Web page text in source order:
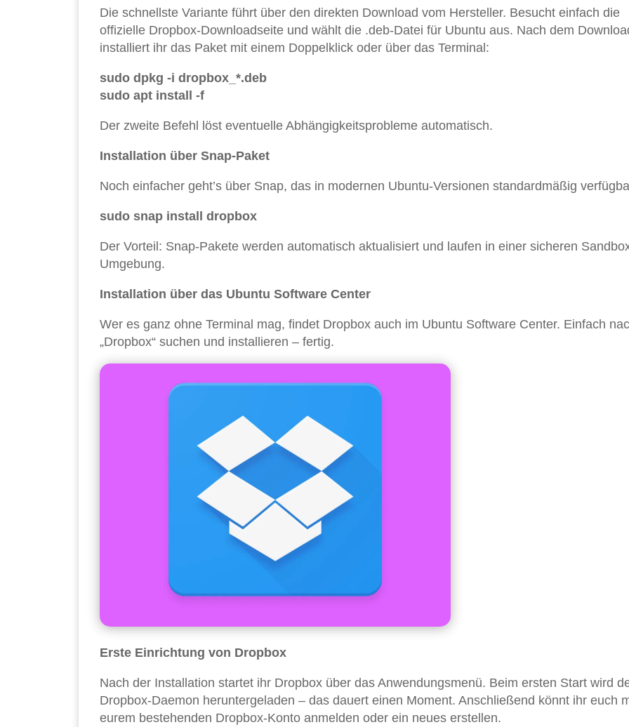
Die schnellste Variante führt über den direkten Download vom Hersteller. Besucht einfach die
offizielle Dropbox-Downloadseite und wählt die .deb-Datei für Ubuntu aus. Nach dem
installiert ihr das Paket mit einem Doppelklick oder über das Terminal:
sudo dpkg -i dropbox_*.deb
sudo apt install -f
Der zweite Befehl löst eventuelle Abhängigkeitsprobleme automatisch.
Installation über Snap-Paket
Noch einfacher geht’s über Snap, das in modernen Ubuntu-Versionen standardmäßig
sudo snap install dropbox
Der Vorteil: Snap-Pakete werden automatisch aktualisiert und laufen in einer sicheren
Umgebung.
Installation über das Ubuntu Software Center
Wer es ganz ohne Terminal mag, findet Dropbox auch im Ubuntu Software Center. Einfach
„Dropbox“ suchen und installieren – fertig.
Erste Einrichtung von Dropbox
Nach der Installation startet ihr Dropbox über das Anwendungsmenü. Beim ersten Start wird
Dropbox-Daemon heruntergeladen – das dauert einen Moment. Anschließend könnt ihr euch
eurem bestehenden Dropbox-Konto anmelden oder ein neues erstellen.